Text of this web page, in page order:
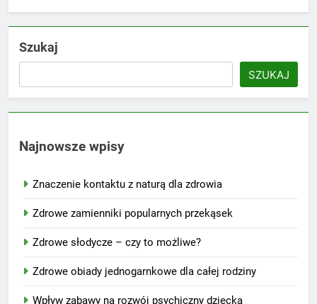
Szukaj
SZUKAJ
Najnowsze wpisy
Znaczenie kontaktu z naturą dla zdrowia
Zdrowe zamienniki popularnych przekąsek
Zdrowe słodycze – czy to możliwe?
Zdrowe obiady jednogarnkowe dla całej rodziny
Wpływ zabawy na rozwój psychiczny dziecka